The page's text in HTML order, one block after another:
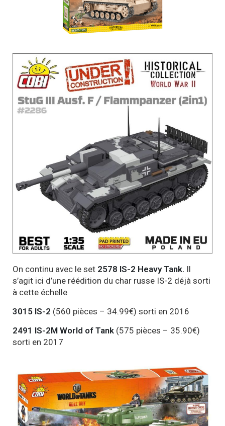
On continu avec le set 2578 IS-2 Heavy Tank. Il
s’agit ici d’une réédition du char russe IS-2 déjà sorti
à cette échelle
3015 IS-2 (560 pièces – 34.99€) sorti en 2016
2491 IS-2M World of Tank (575 pièces – 35.90€)
sorti en 2017